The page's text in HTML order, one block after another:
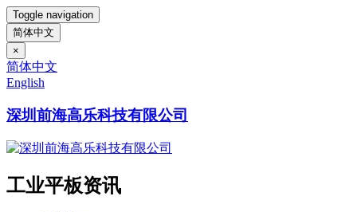
Toggle navigation
简体中文
×
简体中文
English
深圳前海高乐科技有限公司
工业平板资讯